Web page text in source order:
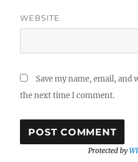
WEBSITE
Save my name, email,
the next time I comment.
Protected by